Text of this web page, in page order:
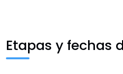
Etapas y fechas